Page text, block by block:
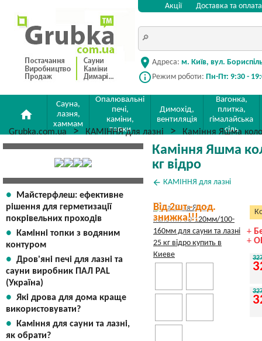
Акції Доставка та оплата
location_on Адреса: м. Київ, вул.
info_outline Режим роботи: Пн-Пт: 9:30 -
home
Сауна,
лазня,
хаммам
Опалювальні
печі,
каміни,
топки
Димохід,
вентиляція
Вагонка,
плитка,
гімалайська
сіль
Grubka.com.ua КАМІННЯ для лазні Каміння Яшма
Майстерфлеш: ефективне
рішення для герметизації
покрівельних проходів
Камінні топки з водяним
контуром
Дров'яні печі для лазні та
сауни виробник ПАЛ PAL
(Україна)
Які дрова для дома краще
використовувати?
Каміння для сауни та лазні,
як обрати?
Каміння Яшма
кг відро
arrow_back КАМІННЯ для лазні
Від 2шт - дод.
знижка!!!
+
+